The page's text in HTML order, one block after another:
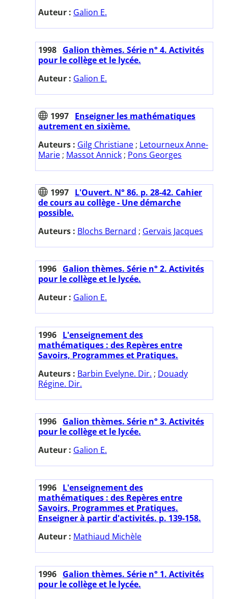
Auteur : Galion E.
1998 Galion thèmes. Série n° 4. Activités
pour le collège et le lycée.
Auteur : Galion E.
1997 Enseigner les mathématiques
autrement en sixième.
Auteurs : Gilg Christiane ; Letourneux Anne-
Marie ; Massot Annick ; Pons Georges
1997 L'Ouvert. N° 86. p. 28-42. Cahier
de cours au collège - Une démarche
possible.
Auteurs : Blochs Bernard ; Gervais Jacques
1996 Galion thèmes. Série n° 2. Activités
pour le collège et le lycée.
Auteur : Galion E.
1996 L'enseignement des
mathématiques : des Repères entre
Savoirs, Programmes et Pratiques.
Auteurs : Barbin Evelyne. Dir. ; Douady
Régine. Dir.
1996 Galion thèmes. Série n° 3. Activités
pour le collège et le lycée.
Auteur : Galion E.
1996 L'enseignement des
mathématiques : des Repères entre
Savoirs, Programmes et Pratiques.
Enseigner à partir d'activités. p. 139-158.
Auteur : Mathiaud Michèle
1996 Galion thèmes. Série n° 1. Activités
pour le collège et le lycée.